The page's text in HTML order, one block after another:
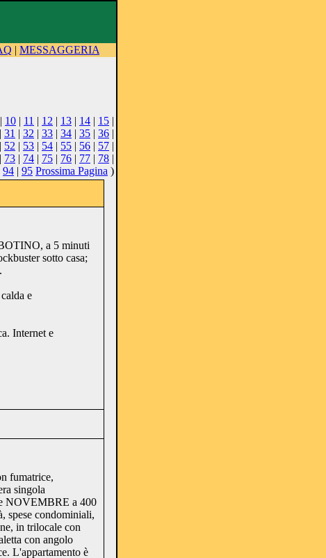
| MESSAGGERIA
| 10 | 11 | 12 | 13 | 14 | 15 |
| 31 | 32 | 33 | 34 | 35 | 36 |
| 52 | 53 | 54 | 55 | 56 | 57 |
| 73 | 74 | 75 | 76 | 77 | 78 |
94 | 95 Prossima Pagina )
a 5 minuti
sotto casa;
e
Internet e
fumatrice,
singola
NOVEMBRE a 400
spese condominiali,
in trilocale con
con angolo
L'appartamento è